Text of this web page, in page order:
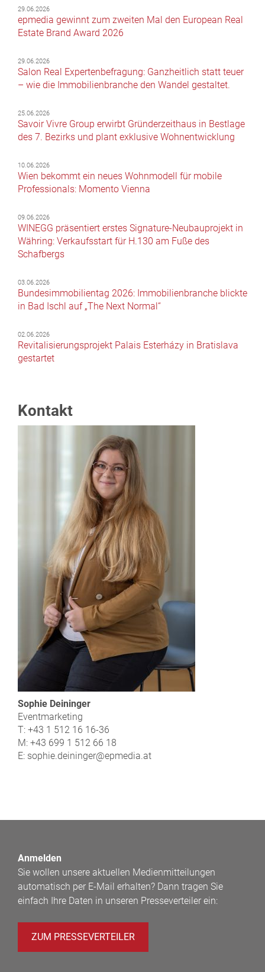
29.06.2026
epmedia gewinnt zum zweiten Mal den European Real
Estate Brand Award 2026
29.06.2026
Salon Real Expertenbefragung: Ganzheitlich statt teuer
– wie die Immobilienbranche den Wandel gestaltet.
25.06.2026
Savoir Vivre Group erwirbt Gründerzeithaus in Bestlage
des 7. Bezirks und plant exklusive Wohnentwicklung
10.06.2026
Wien bekommt ein neues Wohnmodell für mobile
Professionals: Momento Vienna
09.06.2026
WINEGG präsentiert erstes Signature-Neubauprojekt in
Währing: Verkaufsstart für H.130 am Fuße des
Schafbergs
03.06.2026
Bundesimmobilientag 2026: Immobilienbranche blickte
in Bad Ischl auf „The Next Normal“
02.06.2026
Revitalisierungsprojekt Palais Esterházy in Bratislava
gestartet
Kontakt
Sophie Deininger
Eventmarketing
T: +43 1 512 16 16-36
M: +43 699 1 512 66 18
E: sophie.deininger@epmedia.at
Anmelden
Sie wollen unsere aktuellen Medienmitteilungen
automatisch per E-Mail erhalten? Dann tragen Sie
einfach Ihre Daten in unseren Presseverteiler ein:
ZUM PRESSEVERTEILER